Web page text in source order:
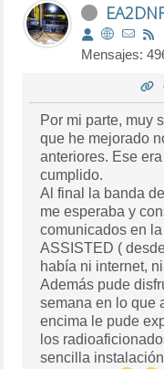
Mensajes:
Por mi parte, muy
que he mejorado
anteriores. Ese
cumplido.
Al final la banda
me esperaba y
comunicados en
ASSISTED (
había ni internet,
Además pude
semana en lo que
encima le pude
los
sencilla